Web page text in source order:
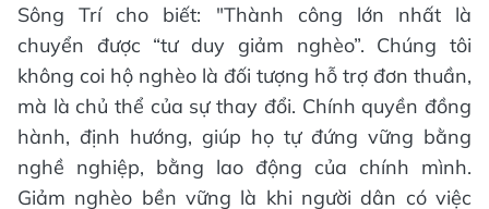
Sông Trí
cho biết: "Thành công lớn nhất là
chuyển được “tư duy giảm nghèo”. Chúng tôi
không coi hộ nghèo là đối tượng hỗ trợ đơn thuần,
mà là chủ thể của sự thay đổi. Chính quyền đồng
hành, định hướng, giúp họ tự đứng vững bằng
nghề nghiệp, bằng lao động của chính mình.
Giảm nghèo bền vững là khi người dân có việc